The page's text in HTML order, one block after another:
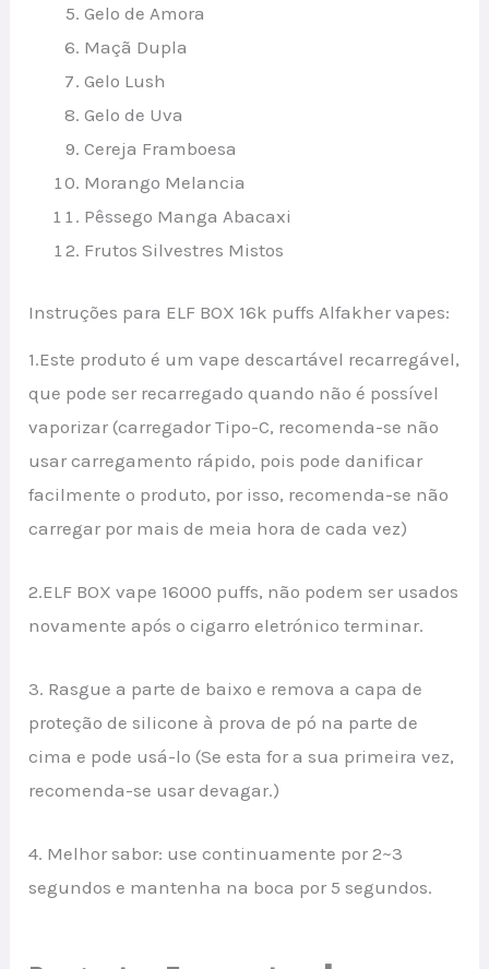
Gelo de Amora
Maçã Dupla
Gelo Lush
Gelo de Uva
Cereja Framboesa
Morango Melancia
Pêssego Manga Abacaxi
Frutos Silvestres Mistos
Instruções para ELF BOX 16k puffs Alfakher vapes:
1.Este produto é um vape descartável recarregável,
que pode ser recarregado quando não é possível
vaporizar (carregador Tipo-C, recomenda-se não
usar carregamento rápido, pois pode danificar
facilmente o produto, por isso, recomenda-se não
carregar por mais de meia hora de cada vez)
2.ELF BOX vape 16000 puffs, não podem ser usados
novamente após o cigarro eletrónico terminar.
3. Rasgue a parte de baixo e remova a capa de
proteção de silicone à prova de pó na parte de
cima e pode usá-lo (Se esta for a sua primeira vez,
recomenda-se usar devagar.)
4. Melhor sabor: use continuamente por 2~3
segundos e mantenha na boca por 5 segundos.